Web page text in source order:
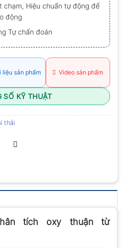
chạm, Hiệu chuẩn tự động để
động
Tự chẩn đoán
liệu sản phẩm Video sản phẩm
SỐ KỸ THUẬT
thải
tích oxy thuận từ